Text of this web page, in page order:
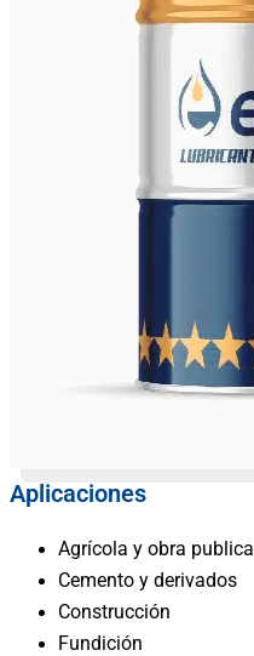
Aplicaciones
Agrícola y obra publica
Cemento y derivados
Construcción
Fundición